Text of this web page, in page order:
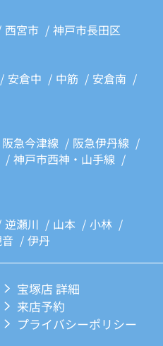
西宮市
神戸市長田区
安倉中 中筋
安倉南
阪急今津線
阪急伊丹線
神戸市西神・山手線
逆瀬川 山本
小林
伊丹
宝塚店 詳細
来店予約
プライバシーポリシー